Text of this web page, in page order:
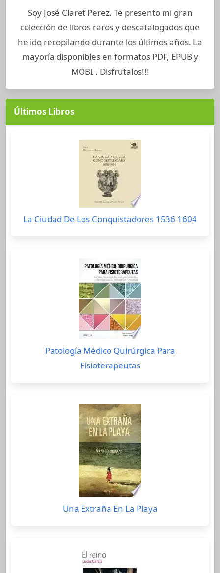
Soy José Claret Perez. Te presento mi gran
colección de libros raros y descatalogados que
he ido recopilando durante los últimos años. La
mayoría disponibles en formatos PDF, EPUB y
MOBI . Disfrutalos!!!
Últimos Libros
La Ciudad De Los Conquistadores 1536 1604
Patología Médico Quirúrgica Para
Fisioterapeutas
Una Extraña En La Playa